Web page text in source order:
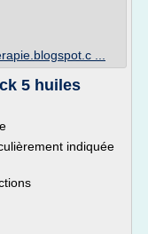
...
5 huiles
indiquée